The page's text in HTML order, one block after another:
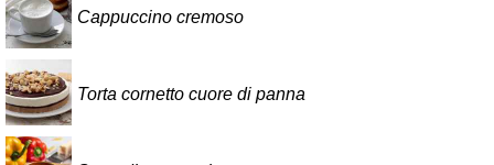
Cappuccino cremoso
Torta cornetto cuore di panna